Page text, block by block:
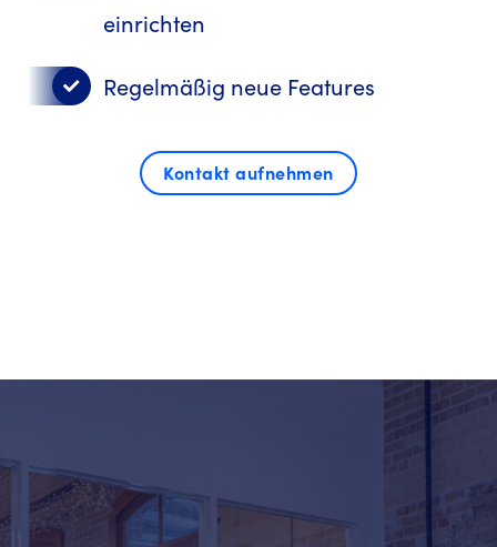
einrichten
Regelmäßig neue Features
Kontakt aufnehmen